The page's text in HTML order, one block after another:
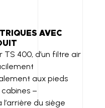
AVEC
TS 400, d’un filtre air
aux pieds
–
du siège